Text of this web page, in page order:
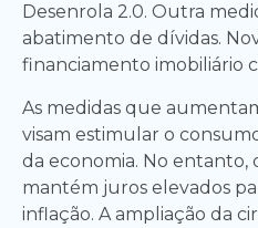
Desenrola 2.0. Outra
abatimento de dívidas.
financiamento imobiliário
As medidas que
visam estimular o
da economia. No entanto,
mantém juros elevados
inflação. A ampliação da